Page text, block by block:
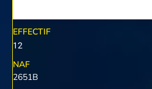
EFFECTIF
12
NAF
2651B